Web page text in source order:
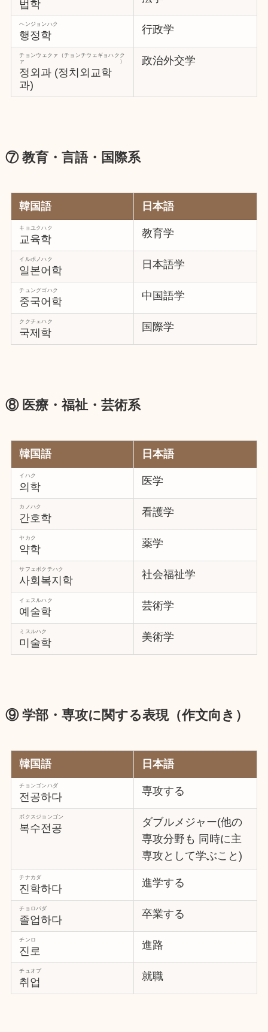
법학
행정학
ヘンジョンハク 行政学
정외과 (정치외교학
과)
チョンウェクァ（チョンチウェギョハクク
ァ）
政治外交学
⑦ 教育・言語・国際系
韓国語 日本語
교육학
キョユクハク 教育学
일본어학
イルボノハク 日本語学
중국어학
チュングゴハク 中国語学
국제학
ククチェハク 国際学
⑧ 医療・福祉・芸術系
韓国語 日本語
의학
イハク 医学
간호학
カノハク 看護学
약학
ヤカク 薬学
사회복지학
サフェボクチハク 社会福祉学
예술학
イェスルハク 芸術学
미술학
ミスルハク 美術学
⑨ 学部・専攻に関する表現（作文向き）
韓国語 日本語
전공하다
チョンゴンハダ 専攻する
복수전공
ボクスジョンゴン
ダブルメジャー(他の
専攻分野も 同時に主
専攻として学ぶこと)
진학하다
チナカダ 進学する
졸업하다
チョロパダ 卒業する
진로
チンロ 進路
취업
チュオプ 就職